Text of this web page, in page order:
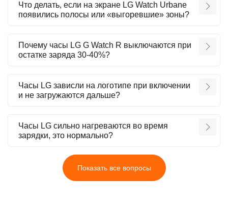
Что делать, если на экране LG Watch Urbane
появились полосы или «выгоревшие» зоны?
Почему часы LG G Watch R выключаются при
остатке заряда 30-40%?
Часы LG зависли на логотипе при включении
и не загружаются дальше?
Часы LG сильно нагреваются во время
зарядки, это нормально?
Показать все вопросы